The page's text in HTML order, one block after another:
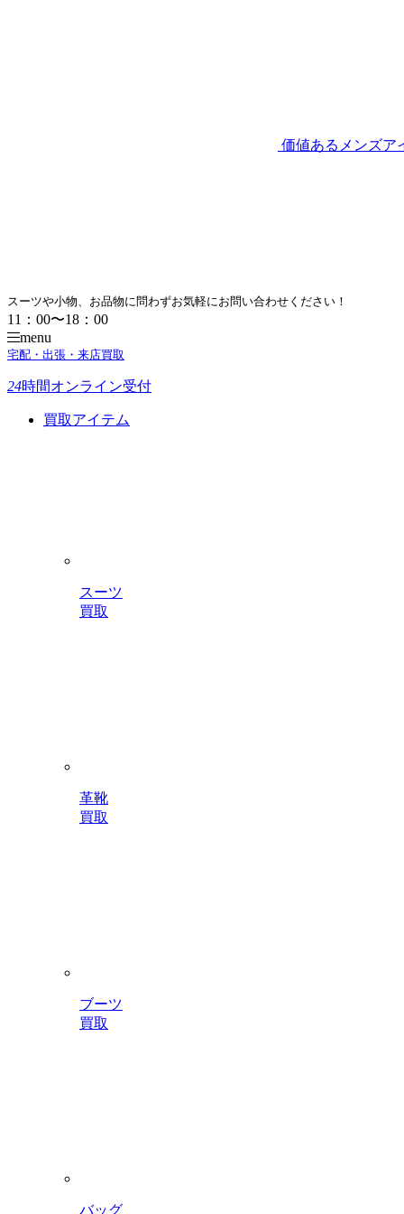
価値あるメンズア
スーツや小物、お品物に問わずお気軽にお問い合わせください！
11：00〜18：00
menu
宅配・出張・来店買取
24時間オンライン受付
買取アイテム
スーツ
買取
革靴
買取
ブーツ
買取
バッグ